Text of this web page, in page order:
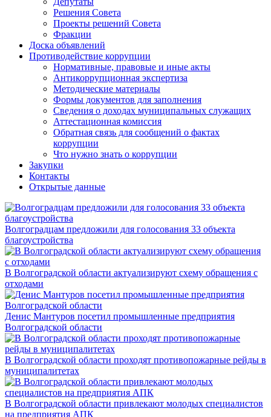
Решения Совета
Проекты решений Совета
Фракции
Доска объявлений
Противодействие коррупции
Нормативные, правовые и иные акты
Антикоррупционная экспертиза
Методические материалы
Формы документов для заполнения
Сведения о доходах муниципальных служащих
Аттестационная комиссия
Обратная связь для сообщений о фактах
коррупции
Что нужно знать о коррупции
Закупки
Контакты
Открытые данные
Волгоградцам предложили для голосования 33 объекта
благоустройства
В Волгоградской области актуализируют схему обращения с
отходами
Денис Мантуров посетил промышленные предприятия
Волгоградской области
В Волгоградской области проходят противопожарные рейды в
муниципалитетах
В Волгоградской области привлекают молодых специалистов
на предприятия АПК